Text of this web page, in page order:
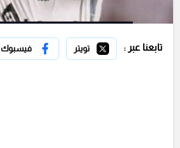
تابعنا عبر : تويتر فيسبوك